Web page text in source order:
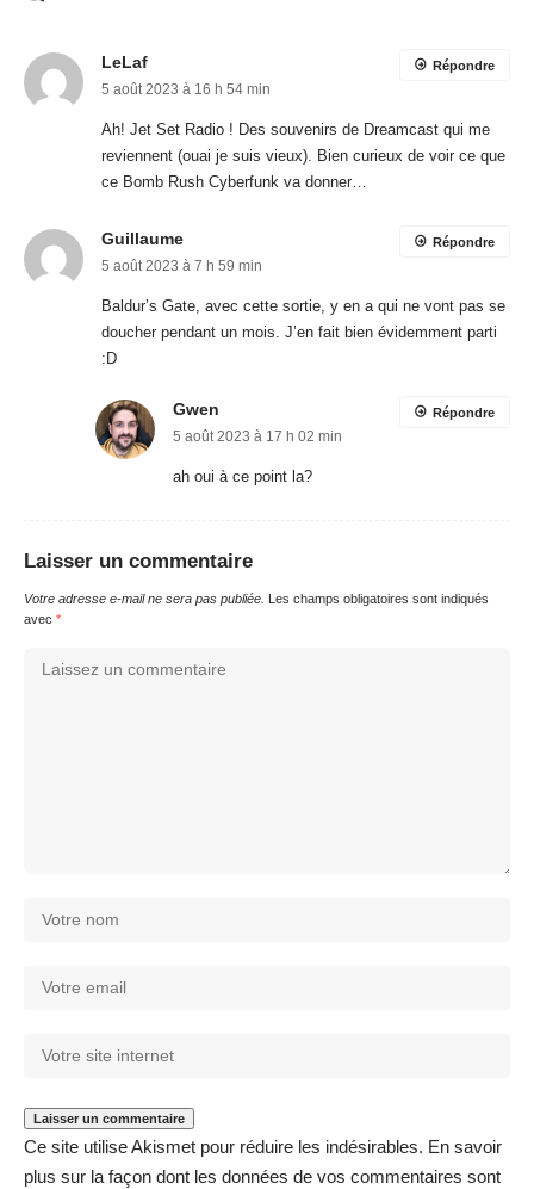
LeLaf
5 août 2023 à 16 h 54 min
Ah! Jet Set Radio ! Des souvenirs de Dreamcast qui me
reviennent (ouai je suis vieux). Bien curieux de voir ce que
ce Bomb Rush Cyberfunk va donner…
Répondre
Guillaume
5 août 2023 à 7 h 59 min
Baldur’s Gate, avec cette sortie, y en a qui ne vont pas se
doucher pendant un mois. J’en fait bien évidemment parti
:D
Répondre
Gwen
5 août 2023 à 17 h 02 min
ah oui à ce point la?
Répondre
Laisser un commentaire
Votre adresse e-mail ne sera pas publiée.
Les champs obligatoires sont indiqués
avec *
Ce site utilise Akismet pour réduire les indésirables. En savoir
plus sur la façon dont les données de vos commentaires sont